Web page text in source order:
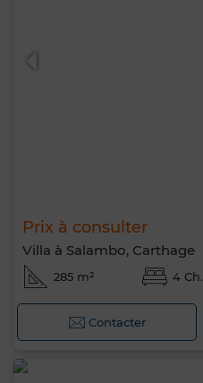
Prix à consulter
Villa à Salambo, Carthage
285 m² 4 Ch.
Contacter